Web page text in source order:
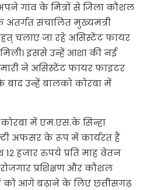
गांव के मित्रों से जिला कौशल
संचालित मुख्यमंत्री
चलाए जा रहे असिस्टेंट फायर
इससे उन्हें आशा की नई
ने असिस्टेंट फायर फाइटर
बाद उन्हें बालको कोरबा में
में एम.एस.के सिन्हा
अफसर के रूप में कार्यरत हैं
हजार रुपये प्रति माह वेतन
प्रशिक्षण और कौशल
आगे बढ़ाने के लिए छत्तीसगढ़